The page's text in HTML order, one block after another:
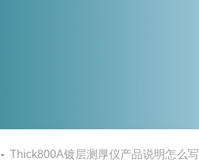
-Thick800A镀层测厚仪产品说明怎么写